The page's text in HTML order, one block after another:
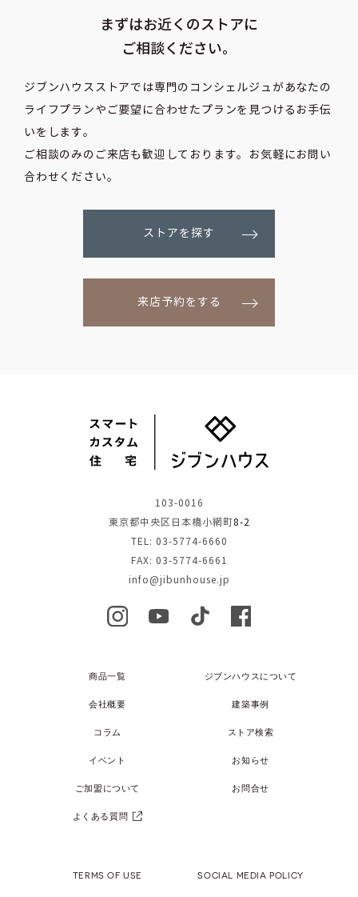
まずはお近くのストアに
ご相談ください。
ジブンハウスストアでは専門のコンシェルジュがあなたの
ライフプランや ご要望に合わせたプランを見つけるお手伝
いをします。
ご相談のみのご来店も歓迎しております。お気軽にお問い
合わせください。
ストアを探す
来店予約をする
103-0016
東京都中央区日本橋小網町8-2
TEL: 03-5774-6660
FAX: 03-5774-6661
info@jibunhouse.jp
商品一覧 ジブンハウスについて
会社概要 建築事例
コラム ストア検索
イベント お知らせ
ご加盟について お問合せ
よくある質問
TERMS OF USE SOCIAL MEDIA POLICY